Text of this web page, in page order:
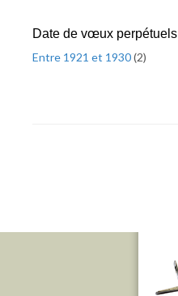
Date de vœux perpétuels
Entre 1921 et 1930(2)